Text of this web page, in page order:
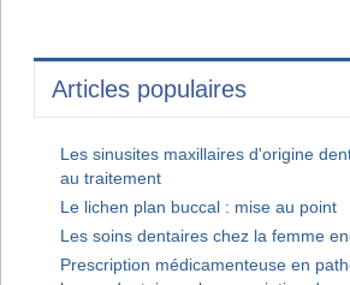
Articles populaires
Les sinusites maxillaires d'origine
au traitement
Le lichen plan buccal : mise au point
Les soins dentaires chez la femme
Prescription médicamenteuse en